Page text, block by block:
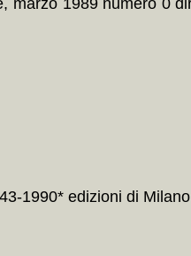
marzo 1989 numero 0
1990* edizioni di